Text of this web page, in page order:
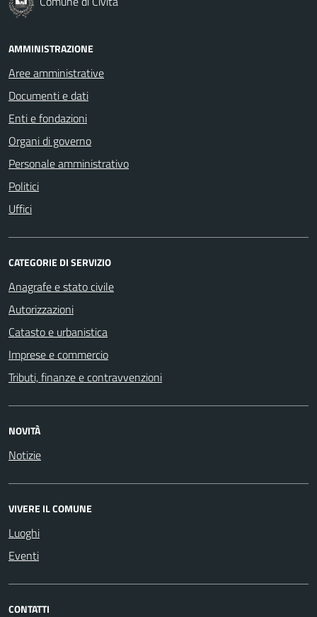
AMMINISTRAZIONE
Aree amministrative
Documenti e dati
Enti e fondazioni
Organi di governo
Personale amministrativo
Politici
Uffici
CATEGORIE DI SERVIZIO
Anagrafe e stato civile
Autorizzazioni
Catasto e urbanistica
Imprese e commercio
Tributi, finanze e contravvenzioni
NOVITÀ
Notizie
VIVERE IL COMUNE
Luoghi
Eventi
CONTATTI